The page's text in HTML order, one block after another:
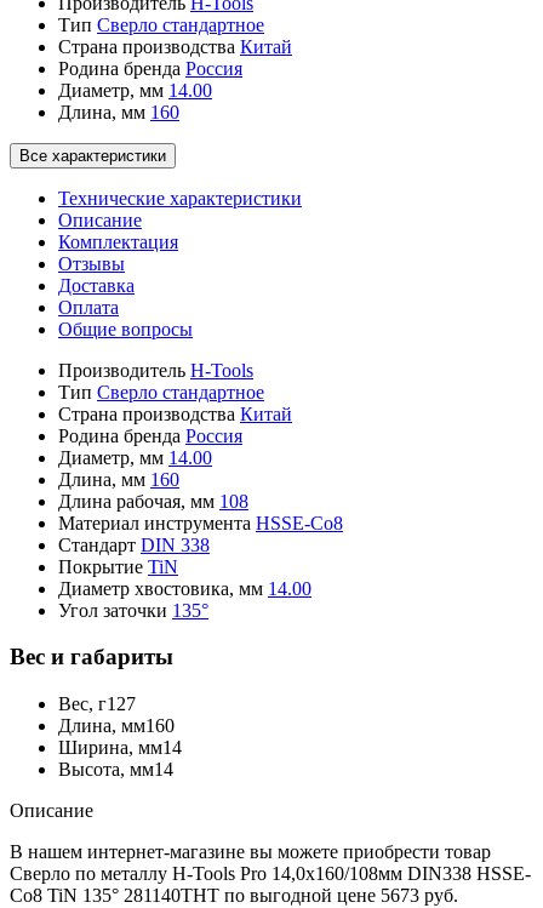
Тип Сверло стандартное
Страна производства Китай
Родина бренда Россия
Диаметр, мм 14.00
Длина, мм 160
Все характеристики
Технические характеристики
Описание
Комплектация
Отзывы
Доставка
Оплата
Общие вопросы
Производитель H-Tools
Тип Сверло стандартное
Страна производства Китай
Родина бренда Россия
Диаметр, мм 14.00
Длина, мм 160
Длина рабочая, мм 108
Материал инструмента HSSE-Co8
Стандарт DIN 338
Покрытие TiN
Диаметр хвостовика, мм 14.00
Угол заточки 135°
Вес и габариты
Вес, г127
Длина, мм160
Ширина, мм14
Высота, мм14
Описание
В нашем интернет-магазине вы можете приобрести товар
Сверло по металлу H-Tools Pro 14,0x160/108мм DIN338 HSSE-
Co8 TiN 135° 281140THT по выгодной цене 5673 руб.